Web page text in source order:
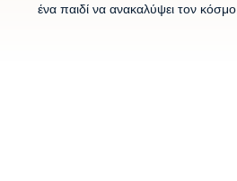
ένα παιδί να ανακαλύψει τον κόσμο.